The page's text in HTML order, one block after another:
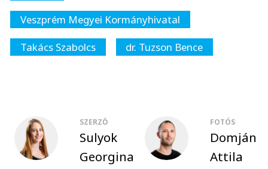
Veszprém Megyei Kormányhivatal
Takács Szabolcs
dr. Tuzson Bence
SZERZŐ
Sulyok
Georgina
FOTÓS
Domján
Attila